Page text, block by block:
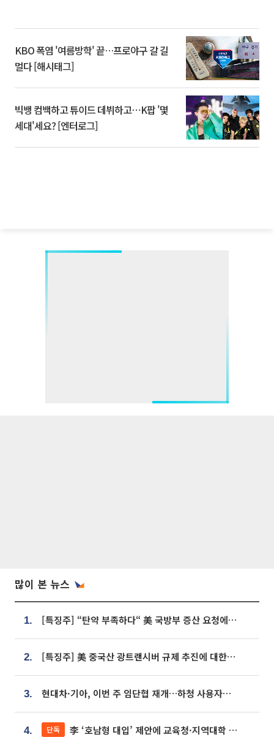
KBO 폭염 '여름방학' 끝…프로야구 갈 길
멀다 [해시태그]
빅뱅 컴백하고 튜이드 데뷔하고⋯K팝 '몇
세대'세요? [엔터로그]
많이 본 뉴스
1. [특징주] “탄약 부족하다“ 美 국방부 증산 요청에⋯국내 방산주 급등세
2. [특징주] 美 중국산 광트랜시버 규제 추진에 대한광통신 등 광통신株 강세
3. 현대차·기아, 이번 주 임단협 재개…하청 사용자성 재심도 ‘변수’
4. 단독 李 ‘호남형 대입’ 제안에 교육청·지역대학 서·논술형 입시 연계 '착수'